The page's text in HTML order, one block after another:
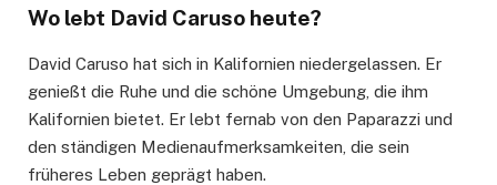
Wo lebt David Caruso heute?
David Caruso hat sich in Kalifornien niedergelassen. Er
genießt die Ruhe und die schöne Umgebung, die ihm
Kalifornien bietet. Er lebt fernab von den Paparazzi und
den ständigen Medienaufmerksamkeiten, die sein
früheres Leben geprägt haben.